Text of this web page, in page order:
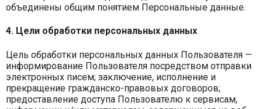
объединены общим понятием Персональные данные.
4. Цели обработки персональных данных
Цель обработки персональных данных Пользователя —
информирование Пользователя посредством отправки
электронных писем; заключение, исполнение и
прекращение гражданско-правовых договоров;
предоставление доступа Пользователю к сервисам,